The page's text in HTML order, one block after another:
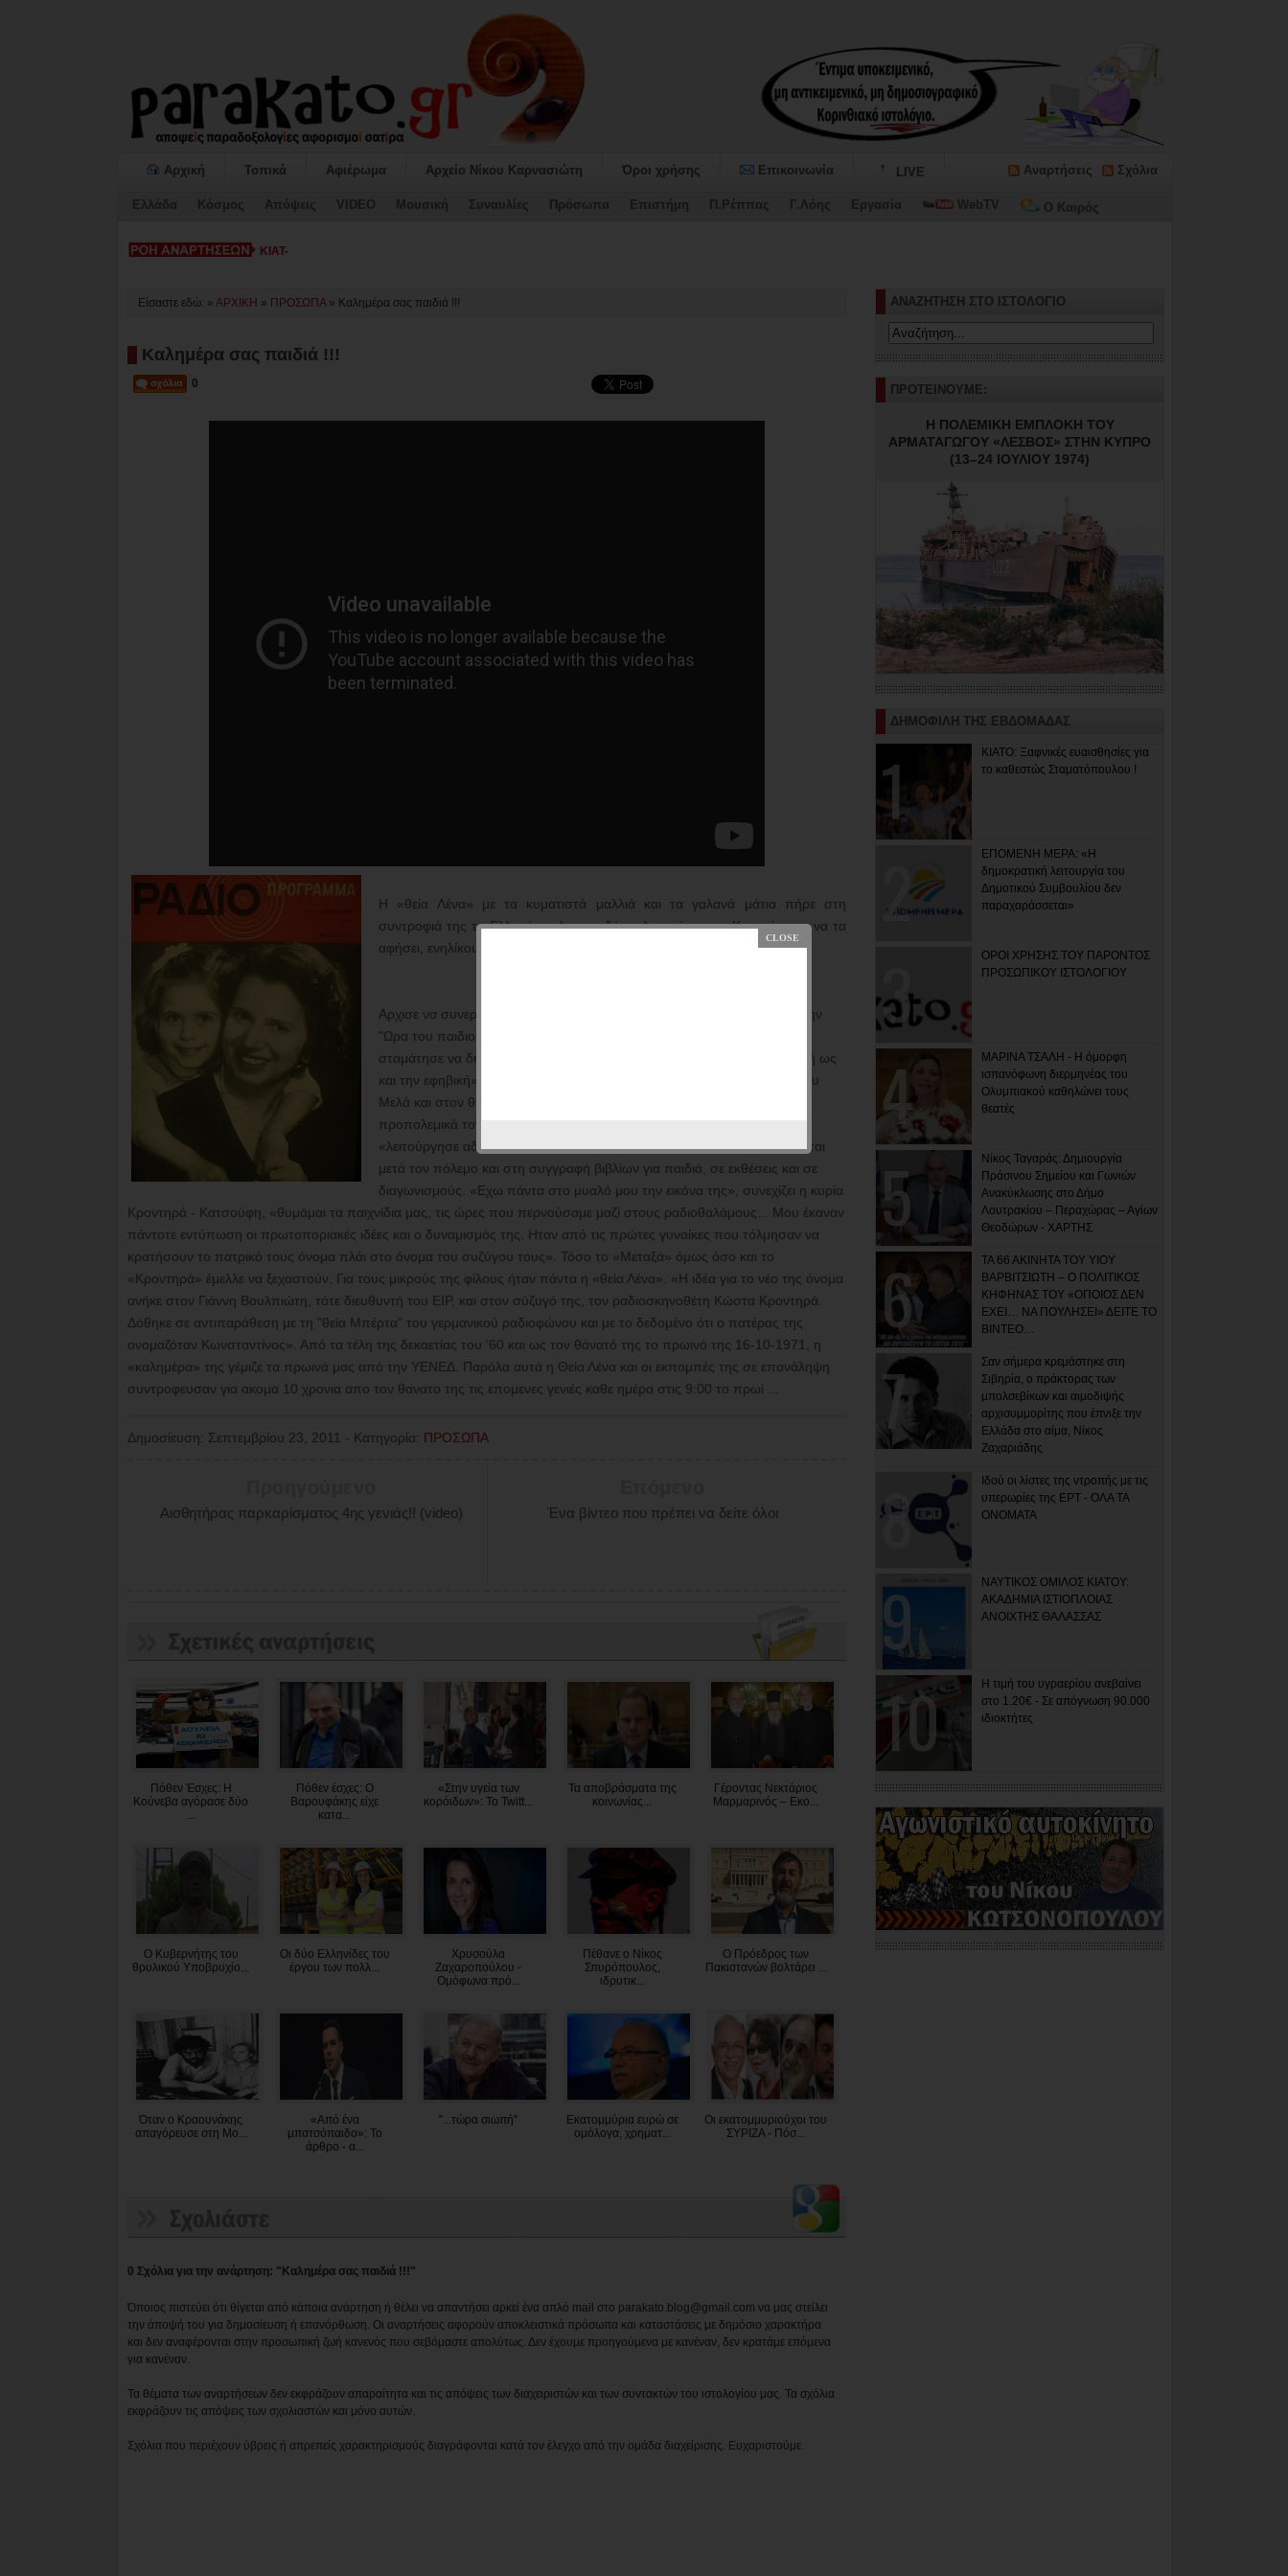
Αρχική Τοπικά Αφιέρωμα Αρχείο Νίκου Καρνασιώτη Όροι χρήσης Επικοινωνία LIVE Αναρτήσεις Σχόλια
Ελλάδα Κόσμος Απόψεις VIDEO Μουσική Συναυλίες Πρόσωπα Επιστήμη Π.Ρέππας Γ.Λόης Εργασία WebTV Ο Καιρός
ΚΙΑΤΟ: Η «ΕΠΟΜΕΝΗ ΜΕΡΑ» καταψήφισε τον Προϋ-
Είσαστε εδώ: » ΑΡΧΙΚΗ » ΠΡΟΣΩΠΑ» Καλημέρα σας παιδιά !!!
Καλημέρα σας παιδιά !!!
0
Η «θεία Λένα» με τα κυματιστά μαλλιά και τα γαλανά μάτια πήρε στη
συντροφιά της τα Ελληνόπουλα στα δύσκολα χρόνια της Κατοχής, για να τα
αφήσει, ενηλίκους πια, το 1971.
Αρχισε να συνεργάζεται με τον Ραδιοφωνικό Σταθμό Αθηνών το 1936. Την
"Ωρα του παιδιού" την ανέλαβε έξι χρόνια αργότερα και από τότε δεν
σταμάτησε να δημιουργεί νέες εκπομπές για κάθε ηλικία, από τη νηπιακή ως
και την εφηβική».
Εξαιρετική ηθοποιός στο «Θέατρο Τέχνης» του Σπύρου
Μελά και στον θίασο Βεάκη η Αντιγόνη Μεταξά - Κροντηρά ιδρύει
προπολεμικά τον πρώτο μόνιμο παιδικό θεατρικό οργανισμό που
«λειτούργησε αδιάλειπτα ως την Κατοχή», ενώ το ταλέντο της διοχετεύεται
μετά τον πόλεμο και στη συγγραφή βιβλίων για παιδιά, σε εκθέσεις και σε
διαγωνισμούς. «Εχω πάντα στο μυαλό μου την εικόνα της», συνεχίζει η κυρία
Κροντηρά - Κατσούφη, «θυμάμαι τα παιχνίδια μας, τις ώρες που περνούσαμε μαζί στους ραδιοθαλάμους... Μου έκαναν
πάντοτε εντύπωση οι πρωτοποριακές ιδέες και ο δυναμισμός της. Ηταν από τις πρώτες γυναίκες που τόλμησαν να
κρατήσουν το πατρικό τους όνομα πλάι στο όνομα του συζύγου τους».
Τόσο το «Μεταξά» όμως όσο και το
«Κροντηρά» έμελλε να ξεχαστούν. Για τους μικρούς της φίλους ήταν πάντα η «θεία Λένα». «Η ιδέα για το νέο της όνομα
ανήκε στον Γιάννη Βουλπιώτη, τότε διευθυντή του ΕΙΡ, και στον σύζυγό της, τον ραδιοσκηνοθέτη Κώστα Κροντηρά.
Δόθηκε σε αντιπαράθεση με τη "θεία Μπέρτα" του γερμανικού ραδιοφώνου και με το δεδομένο ότι ο πατέρας της
ονομαζόταν Κωνσταντίνος». Από τα τέλη της δεκαετίας του '60 και ως τον θάνατό της το πρωινό της 16-10-1971, η
«καλημέρα» της γέμιζε τα πρωινά μας από την ΥΕΝΕΔ. Παρόλα αυτά η Θεία Λένα και οι εκπομπές της σε επανάληψη
συντροφευσαν για ακομα 10 χρονια απο τον θανατο της τις επομενες γενιές καθε ημέρα στις 9:00 το πρωί ...
Δημοσίευση: Σεπτεμβρίου 23, 2011 - Κατηγορία: ΠΡΟΣΩΠΑ
Ένα βίντεο που πρέπει να δείτε όλοι
Αισθητήρας παρκαρίσματος 4ης γενιάς!! (video)
Πόθεν Έσχες: Η
Κούνεβα αγόρασε δύο
...
Πόθεν έσχες: Ο
Βαρουφάκης είχε
κατα...
«Στην υγεία των
κορόιδων»: Το Twitt...
Τα αποβράσματα της
κοινωνίας...
Γέροντας Νεκτάριος
Μαρμαρινός – Εκο...
Ο Κυβερνήτης του
θρυλικού Υποβρυχίο...
Oι δύο Ελληνίδες του
έργου των πολλ...
Χρυσούλα
Ζαχαροπούλου -
Ομόφωνα πρό...
Πέθανε ο Νίκος
Σπυρόπουλος,
ιδρυτικ...
Ο Πρόεδρος των
Πακιστανών βολτάρει ...
Όταν ο Κραουνάκης
απαγόρευσε στη Μο...
«Από ένα
μπατσόπαιδο»: To
άρθρο - α...
"...τώρα σιωπή"
Εκατομμύρια ευρώ σε
ομόλογα, χρηματ...
Οι εκατομμυριούχοι του
ΣΥΡΙΖΑ - Πόσ...
0 Σχόλια για την ανάρτηση: "Καλημέρα σας παιδιά !!!"
Όποιος πιστεύει ότι θίγεται από κάποια ανάρτηση ή θέλει να απαντήσει αρκεί ένα απλό mail στο parakato.blog@gmail.com να μας στείλει
την άποψή του για δημοσίευση ή επανόρθωση. Οι αναρτήσεις αφορούν αποκλειστικά πρόσωπα και καταστάσεις με δημόσιο χαρακτήρα
και δεν αναφέρονται στην προσωπική ζωή κανενός που σεβόμαστε απολύτως. Δεν έχουμε προηγούμενα με κανέναν, δεν κρατάμε επόμενα
για κανέναν.
Τα θέματα των αναρτήσεων δεν εκφράζουν απαραίτητα και τις απόψεις των διαχειριστών και των συντακτών του ιστολογίου μας. Τα σχόλια
εκφράζουν τις απόψεις των σχολιαστών και μόνο αυτών.
Σχόλια που περιέχουν ύβρεις ή απρεπείς χαρακτηρισμούς διαγράφονται κατά τον έλεγχο από την ομάδα διαχείρισης. Ευχαριστούμε.
ΑΝΑΖΗΤΗΣΗ ΣΤΟ ΙΣΤΟΛΟΓΙΟ
ΠΡΟΤΕΙΝΟΥΜΕ:
Η ΠΟΛΕΜΙΚΗ ΕΜΠΛΟΚΗ ΤΟΥ
ΑΡΜΑΤΑΓΩΓΟΥ «ΛΕΣΒΟΣ» ΣΤΗΝ ΚΥΠΡΟ
(13–24 ΙΟΥΛΙΟΥ 1974)
ΔΗΜΟΦΙΛΗ ΤΗΣ ΕΒΔΟΜΑΔΑΣ
ΚΙΑΤΟ: Ξαφνικές ευαισθησίες για
το καθεστώς Σταματόπουλου !
ΕΠΟΜΕΝΗ ΜΕΡΑ: «Η
δημοκρατική λειτουργία του
Δημοτικού Συμβουλίου δεν
παραχαράσσεται»
ΟΡΟΙ ΧΡΗΣΗΣ ΤΟΥ ΠΑΡΟΝΤΟΣ
ΠΡΟΣΩΠΙΚΟΥ ΙΣΤΟΛΟΓΙΟΥ
ΜΑΡΙΝΑ ΤΣΑΛΗ - Η όμορφη
ισπανόφωνη διερμηνέας του
Ολυμπιακού καθηλώνει τους
θεατές
Νίκος Ταγαράς: Δημιουργία
Πράσινου Σημείου και Γωνιών
Ανακύκλωσης στο Δήμο
Λουτρακίου – Περαχώρας – Αγίων
Θεοδώρων - ΧΑΡΤΗΣ
ΤΑ 66 ΑΚΙΝΗΤΑ ΤΟΥ ΥΙΟΥ
ΒΑΡΒΙΤΣΙΩΤΗ – Ο ΠΟΛΙΤΙΚΟΣ
ΚΗΦΗΝΑΣ ΤΟΥ «ΟΠΟΙΟΣ ΔΕΝ
ΕΧΕΙ… ΝΑ ΠΟΥΛΗΣΕΙ» ΔΕΙΤΕ ΤΟ
ΒΙΝΤΕΟ…
Σαν σήμερα κρεμάστηκε στη
Σιβηρία, ο πράκτορας των
μπολσεβίκων και αιμοδιψής
αρχισυμμορίτης που έπνιξε την
Ελλάδα στο αίμα, Νίκος
Ζαχαριάδης
Ιδού οι λίστες της ντροπής με τις
υπερωρίες της ΕΡΤ - ΟΛΑ ΤΑ
ΟΝΟΜΑΤΑ
ΝΑΥΤΙΚΟΣ ΟΜΙΛΟΣ ΚΙΑΤΟΥ:
ΑΚΑΔΗΜΙΑ ΙΣΤΙΟΠΛΟΙΑΣ
ΑΝΟΙΧΤΗΣ ΘΑΛΑΣΣΑΣ
Η τιμή του υγραερίου ανεβαίνει
στο 1.20€ - Σε απόγνωση 90.000
ιδιοκτήτες